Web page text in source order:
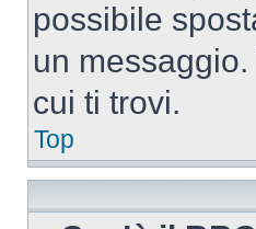
possibile
un
cui ti trovi.
Top